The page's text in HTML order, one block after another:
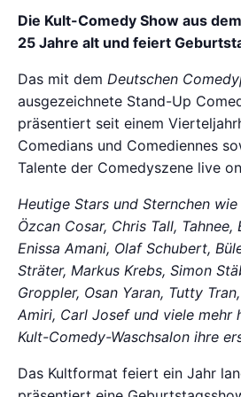
Die Kult-Comedy Show aus
25 Jahre alt und feiert
Das mit dem Deutschen
ausgezeichnete Stand-Up
präsentiert seit einem
Comedians und Comediennes
Talente der Comedyszene live
Heutige Stars und Sternchen
Özcan Cosar, Chris Tall,
Enissa Amani, Olaf Schubert,
Sträter, Markus Krebs, Simon
Groppler, Osan Yaran, Tutty
Amiri, Carl Josef und viele mehr
Kult-Comedy-Waschsalon ihre
Das Kultformat feiert ein Jahr